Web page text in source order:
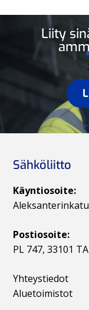
Liity
Sähköliitto
Käyntiosoite:
Postiosoite:
PL 747, 33101
Yhteystiedot
Aluetoimistot